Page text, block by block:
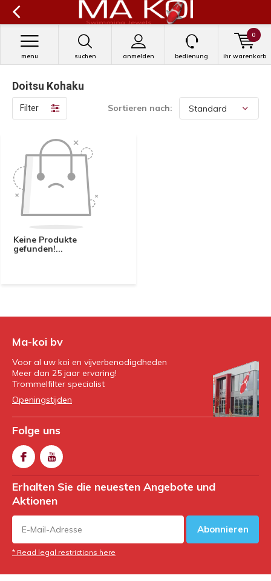
suchen anmelden
menu bedienung ihr warenkorb
0
Doitsu Kohaku
Filter Sortieren nach:
Keine Produkte
gefunden!...
Ma-koi bv
Voor al uw koi en vijverbenodigdheden
Meer dan 25 jaar ervaring!
Trommelfilter specialist
Openingstijden
Folge uns
Erhalten Sie die neuesten Angebote und
Aktionen
Abonnieren
* Read legal restrictions here